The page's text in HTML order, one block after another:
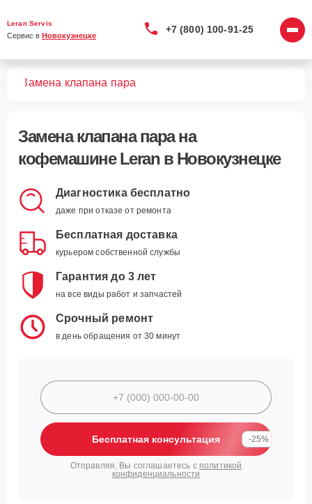
Leran Servis
Сервис в Новокузнецке
+7 (800) 100-91-25
Замена клапана пара
Замена клапана парана
кофемашине Leran в Новокузнецке
Диагностика бесплатно
даже при отказе от ремонта
Бесплатная доставка
курьером собственной службы
Гарантия до 3 лет
на все виды работ и запчастей
Срочный ремонт
в день обращения от 30 минут
Бесплатная консультация -25%
Отправляя, Вы соглашаетесь с политикой
конфиденциальности